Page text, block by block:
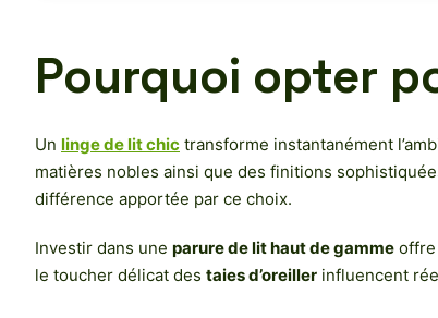
Pourquoi opter
Un linge de lit chic transforme instantanément
matières nobles ainsi que des finitions
différence apportée par ce choix.
Investir dans une parure de lit haut de gamme offre
le toucher délicat des taies d’oreiller influencent